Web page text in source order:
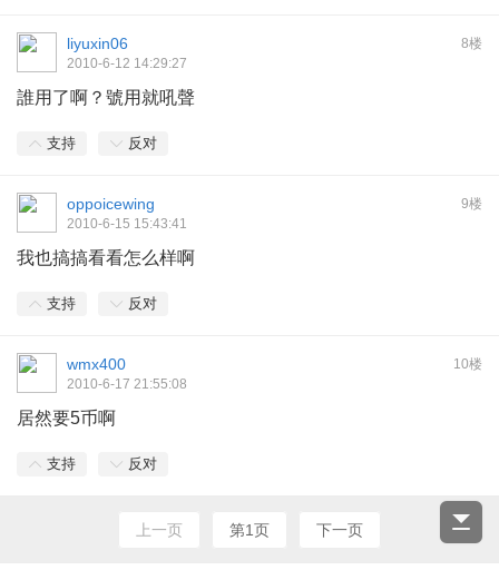
8楼
liyuxin06
2010-6-12 14:29:27
誰用了啊？號用就吼聲
支持 反对
9楼
oppoicewing
2010-6-15 15:43:41
我也搞搞看看怎么样啊
支持 反对
10楼
wmx400
2010-6-17 21:55:08
居然要5币啊
支持 反对
上一页 第1页 下一页